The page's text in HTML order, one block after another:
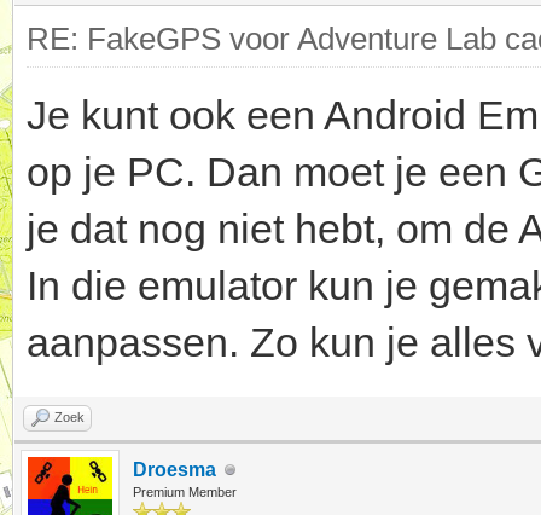
RE: FakeGPS voor Adventure Lab
Je kunt ook een Android
op je PC. Dan moet je een
je dat nog niet hebt, om de
In die emulator kun je
aanpassen. Zo kun je alles
Zoek
Droesma
Premium Member